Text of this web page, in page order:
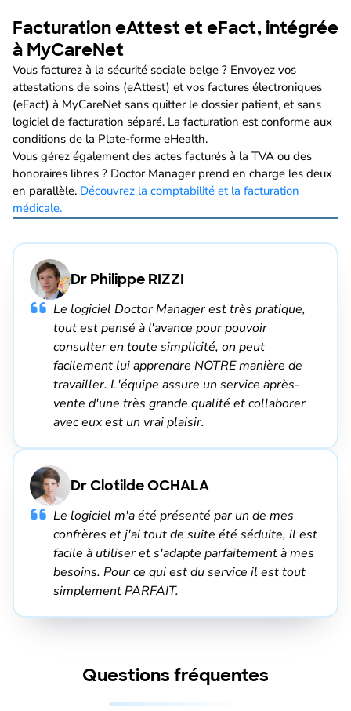
Facturation eAttest et eFact, intégrée
à MyCareNet
Vous facturez à la sécurité sociale belge ? Envoyez vos
attestations de soins (eAttest) et vos factures électroniques
(eFact) à MyCareNet sans quitter le dossier patient, et sans
logiciel de facturation séparé. La facturation est conforme aux
conditions de la Plate-forme eHealth.
Vous gérez également des actes facturés à la TVA ou des
honoraires libres ? Doctor Manager prend en charge les deux
en parallèle. Découvrez la comptabilité et la facturation
médicale.
Dr Philippe RIZZI
Le logiciel Doctor Manager est très pratique,
tout est pensé à l'avance pour pouvoir
consulter en toute simplicité, on peut
facilement lui apprendre NOTRE manière de
travailler. L'équipe assure un service après-
vente d'une très grande qualité et collaborer
avec eux est un vrai plaisir.
Dr Clotilde OCHALA
Le logiciel m'a été présenté par un de mes
confrères et j'ai tout de suite été séduite, il est
facile à utiliser et s'adapte parfaitement à mes
besoins. Pour ce qui est du service il est tout
simplement PARFAIT.
Questions fréquentes